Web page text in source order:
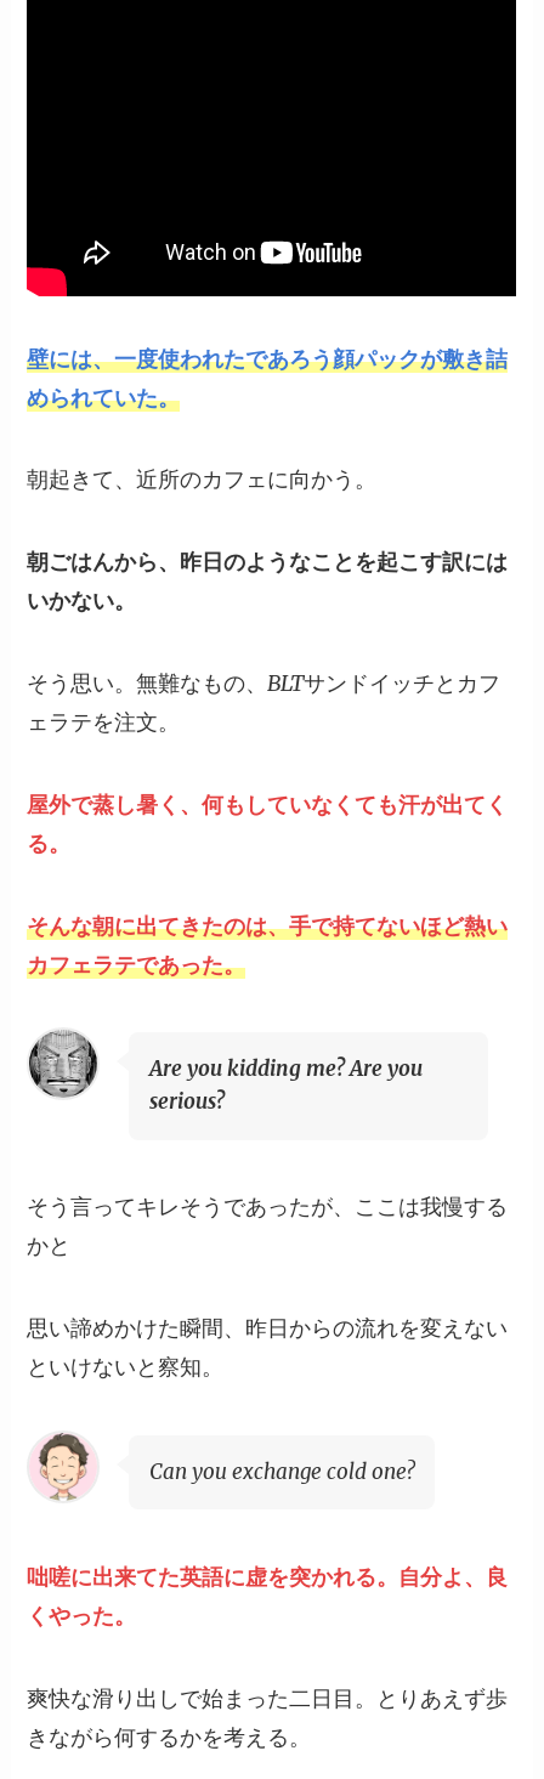
壁には、一度使われたであろう顔パックが敷き詰
められていた。
朝起きて、近所のカフェに向かう。
朝ごはんから、昨日のようなことを起こす訳には
いかない。
そう思い。無難なもの、BLTサンドイッチとカフ
ェラテを注文。
屋外で蒸し暑く、何もしていなくても汗が出てく
る。
そんな朝に出てきたのは、手で持てないほど熱い
カフェラテであった。
Are you kidding me? Are you
serious?
そう言ってキレそうであったが、ここは我慢する
かと
思い諦めかけた瞬間、昨日からの流れを変えない
といけないと察知。
Can you exchange cold one?
咄嗟に出来てた英語に虚を突かれる。自分よ、良
くやった。
爽快な滑り出しで始まった二日目。とりあえず歩
きながら何するかを考える。